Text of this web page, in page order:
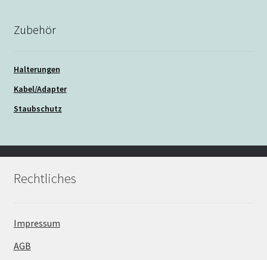
Zubehör
Halterungen
Kabel/Adapter
Staubschutz
Rechtliches
Impressum
AGB